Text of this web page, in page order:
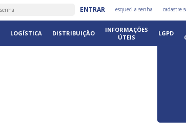
ENTRAR esqueci a senha cadastre-
LOGÍSTICA DISTRIBUIÇÃO
INFORMAÇÕES
ÚTEIS
LGPD